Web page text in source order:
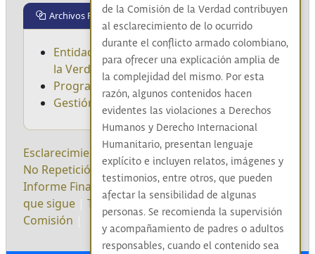
Archivos Relacionados
Entidad depositaria - Archivo Comisión de
la Verdad
Programa de gestión documental - pgd
Gestión de la información
Esclarecimiento|Reconocimiento|Convivencia
No Repetición
|Sistematización |Metodología|
Informe Final de la Comisión| Metodologías|
que sigue
Territorios|Legado| Legado de la
Comisión
de la Comisión de la Verdad contribuyen
al esclarecimiento de lo ocurrido
durante el conflicto armado colombiano,
para ofrecer una explicación amplia de
la complejidad del mismo. Por esta
razón, algunos contenidos hacen
evidentes las violaciones a Derechos
Humanos y Derecho Internacional
Humanitario, presentan lenguaje
explícito e incluyen relatos, imágenes y
testimonios, entre otros, que pueden
afectar la sensibilidad de algunas
personas. Se recomienda la supervisión
y acompañamiento de padres o adultos
responsables, cuando el contenido sea